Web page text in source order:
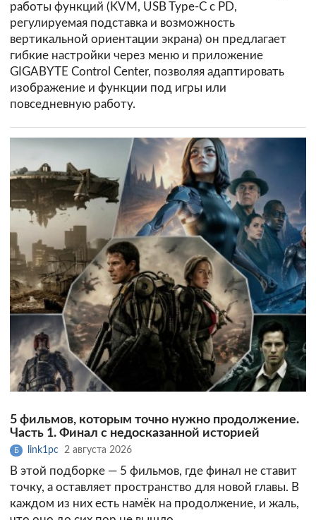
работы функций (KVM, USB Type-C с PD,
регулируемая подставка и возможность
вертикальной ориентации экрана) он предлагает
гибкие настройки через меню и приложение
GIGABYTE Control Center, позволяя адаптировать
изображение и функции под игры или
повседневную работу.
5 фильмов, которым точно нужно продолжение.
Часть 1. Финал с недосказанной историей
Б link1pc 2 августа 2026
В этой подборке — 5 фильмов, где финал не ставит
точку, а оставляет пространство для новой главы. В
каждом из них есть намёк на продолжение, и жаль,